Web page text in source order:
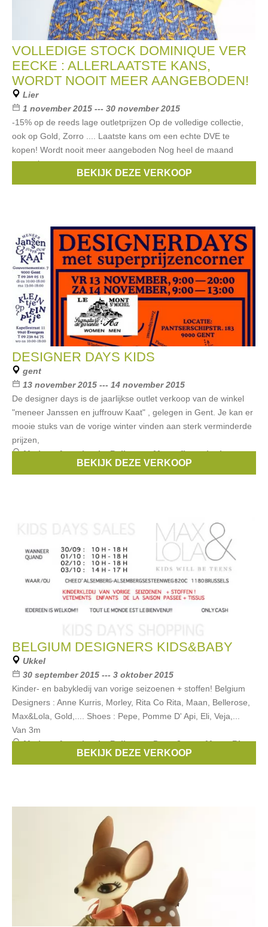
VOLLEDIGE STOCK DOMINIQUE VER
EECKE : ALLERLAATSTE KANS,
WORDT NOOIT MEER AANGEBODEN!
Lier
1 november 2015 --- 30 november 2015
-15% op de reeds lage outletprijzen Op de volledige collectie,
ook op Gold, Zorro .... Laatste kans om een echte DVE te
kopen! Wordt nooit meer aangeboden Nog heel de maand
november
Rita co Rita,Gold,Dominique Vereecke
BEKIJK DEZE VERKOOP
DESIGNER DAYS KIDS
gent
13 november 2015 --- 14 november 2015
De designer days is de jaarlijkse outlet verkoop van de winkel
"meneer Janssen en juffrouw Kaat" , gelegen in Gent. Je kan er
mooie stuks van de vorige winter vinden aan sterk verminderde
prijzen,
Merken:Anne kurris,Bellerose,Maan,finger in the nose,
BEKIJK DEZE VERKOOP
BELGIUM DESIGNERS KIDS&BABY
Ukkel
30 september 2015 --- 3 oktober 2015
Kinder- en babykledij van vorige seizoenen + stoffen! Belgium
Designers : Anne Kurris, Morley, Rita Co Rita, Maan, Bellerose,
Max&Lola, Gold,.... Shoes : Pepe, Pomme D' Api, Eli, Veja,...
Van 3m
Merken:Anne kurris,Bellerose,Pepe Jeans,Maan,Rita
BEKIJK DEZE VERKOOP